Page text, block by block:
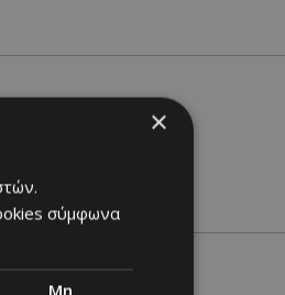
×
σύμφωνα
Μη